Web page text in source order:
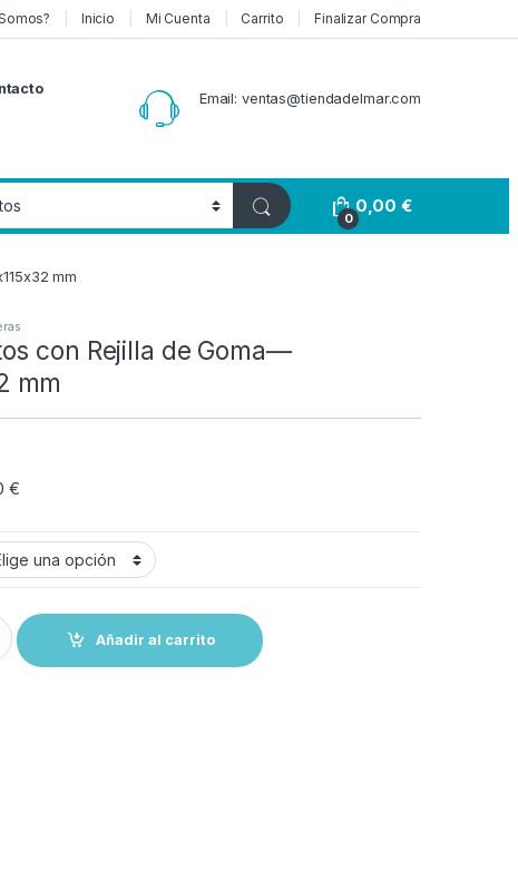
Inicio Mi Cuenta Carrito Finalizar Compra
Email: ventas@tiendadelmar.com
0
0,00€
mm
con Rejilla de Goma—
mm
€Rango de precios: desde
de Goma---270x115x32 mm quantity
Añadir al carrito